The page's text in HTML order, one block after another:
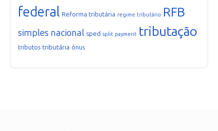
federal Reforma tributária regime tributário RFB
simples nacional sped split payment tributação
tributos tributária ônus